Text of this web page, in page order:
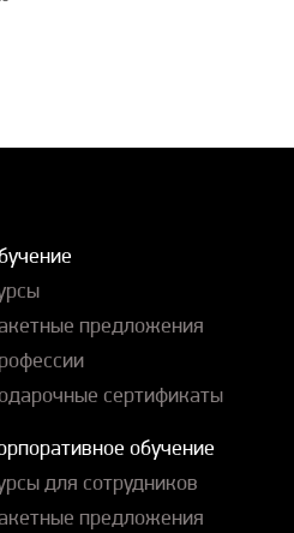
предложения
сертификаты
обучение
для сотрудников
предложения